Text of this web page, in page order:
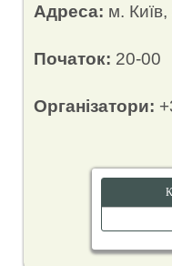
Адреса: м.
Початок: 20-00
Організатори: